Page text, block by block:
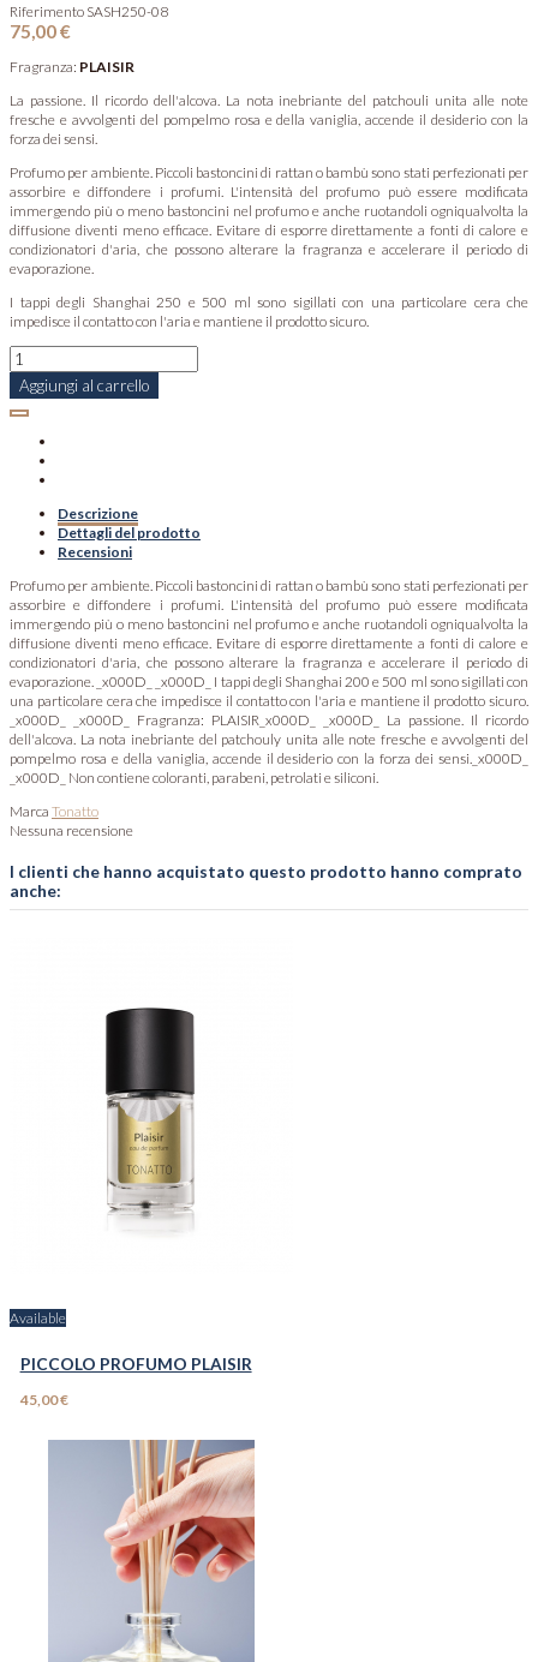
Riferimento SASH250-08
75,00 €
Fragranza: PLAISIR
La passione. Il ricordo dell'alcova. La nota inebriante del patchouli unita alle note
fresche e avvolgenti del pompelmo rosa e della vaniglia, accende il desiderio con la
forza dei sensi.
Profumo per ambiente. Piccoli bastoncini di rattan o bambù sono stati perfezionati per
assorbire e diffondere i profumi. L'intensità del profumo può essere modificata
immergendo più o meno bastoncini nel profumo e anche ruotandoli ogniqualvolta la
diffusione diventi meno efficace. Evitare di esporre direttamente a fonti di calore e
condizionatori d'aria, che possono alterare la fragranza e accelerare il periodo di
evaporazione.
I tappi degli Shanghai 250 e 500 ml sono sigillati con una particolare cera che
impedisce il contatto con l'aria e mantiene il prodotto sicuro.
Aggiungi al carrello
Descrizione
Dettagli del prodotto
Recensioni
Profumo per ambiente. Piccoli bastoncini di rattan o bambù sono stati perfezionati per
assorbire e diffondere i profumi. L'intensità del profumo può essere modificata
immergendo più o meno bastoncini nel profumo e anche ruotandoli ogniqualvolta la
diffusione diventi meno efficace. Evitare di esporre direttamente a fonti di calore e
condizionatori d'aria, che possono alterare la fragranza e accelerare il periodo di
evaporazione. _x000D_ _x000D_ I tappi degli Shanghai 200 e 500 ml sono sigillati con
una particolare cera che impedisce il contatto con l'aria e mantiene il prodotto sicuro.
_x000D_ _x000D_ Fragranza: PLAISIR_x000D_ _x000D_ La passione. Il ricordo
dell'alcova. La nota inebriante del patchouly unita alle note fresche e avvolgenti del
pompelmo rosa e della vaniglia, accende il desiderio con la forza dei sensi._x000D_
_x000D_ Non contiene coloranti, parabeni, petrolati e siliconi.
Marca Tonatto
Nessuna recensione
I clienti che hanno acquistato questo prodotto hanno comprato
anche:
Available
PICCOLO PROFUMO PLAISIR
45,00 €